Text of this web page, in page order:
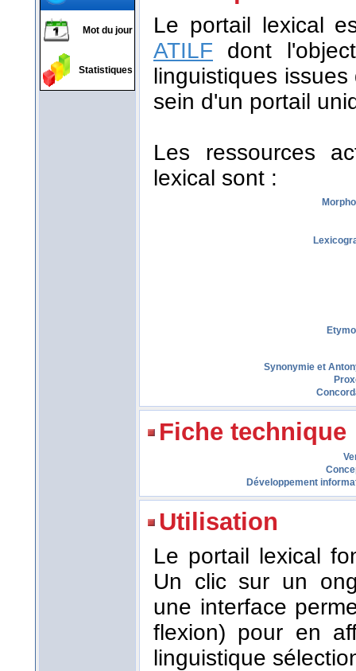
Mot du jour
Statistiques
Le portail lexical
ATILF dont
linguistiques
sein d'un portail
Les ressources
lexical sont :
Synonymie et
Fiche technique
Développement
Utilisation
Le portail lexical
Un clic sur un
une interface
flexion) pour en
linguistique